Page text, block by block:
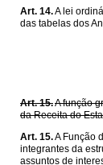
Art. 14.A lei
das tabelas dos
Art. 15.A função
da Receita do
Art. 15.A Função
integrantes da
assuntos de